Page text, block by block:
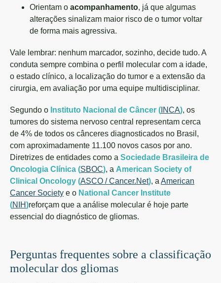
Orientam o acompanhamento, já que algumas
alterações sinalizam maior risco de o tumor voltar
de forma mais agressiva.
Vale lembrar: nenhum marcador, sozinho, decide tudo. A
conduta sempre combina o perfil molecular com a idade,
o estado clínico, a localização do tumor e a extensão da
cirurgia, em avaliação por uma equipe multidisciplinar.
Segundo o Instituto Nacional de Câncer ( INCA), os
tumores do sistema nervoso central representam cerca
de 4% de todos os cânceres diagnosticados no Brasil,
com aproximadamente 11.100 novos casos por ano.
Diretrizes de entidades como a Sociedade Brasileira de
Oncologia Clínica (SBOC), a American Society of
Clinical Oncology (ASCO / Cancer.Net), a American
Cancer Society e o National Cancer Institute
(NIH)reforçam que a análise molecular é hoje parte
essencial do diagnóstico de gliomas.
Perguntas frequentes sobre a classificação
molecular dos gliomas